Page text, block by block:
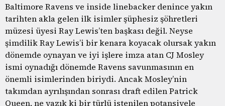
Baltimore Ravens ve inside linebacker denince yakın
tarihten akla gelen ilk isimler şüphesiz şöhretleri
müzesi üyesi Ray Lewis’ten başkası değil. Neyse
şimdilik Ray Lewis’i bir kenara koyacak olursak yakın
dönemde oynayan ve iyi işlere imza atan CJ Mosley
ismi oynadığı dönemde Ravens savunmasının en
önemli isimlerinden biriydi. Ancak Mosley’nin
takımdan ayrılışından sonrası draft edilen Patrick
Queen, ne yazık ki bir türlü istenilen potansiyele